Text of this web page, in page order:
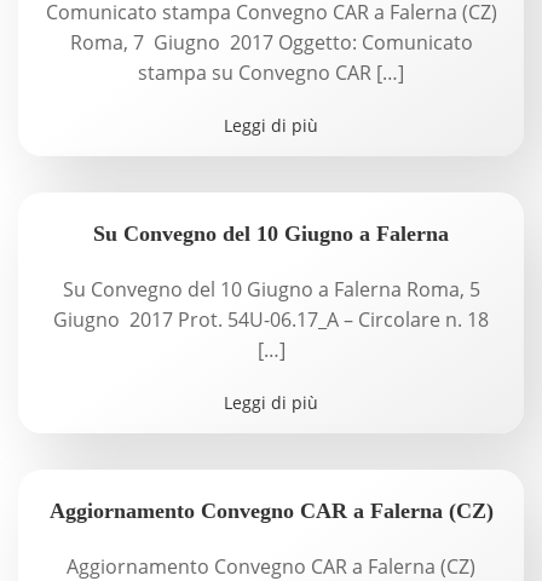
Comunicato stampa Convegno CAR a Falerna (CZ)
Roma, 7 Giugno 2017 Oggetto: Comunicato
stampa su Convegno CAR […]
Leggi di più
Su Convegno del 10 Giugno a Falerna
Su Convegno del 10 Giugno a Falerna Roma, 5
Giugno 2017 Prot. 54U-06.17_A – Circolare n. 18
[…]
Leggi di più
Aggiornamento Convegno CAR a Falerna (CZ)
Aggiornamento Convegno CAR a Falerna (CZ)